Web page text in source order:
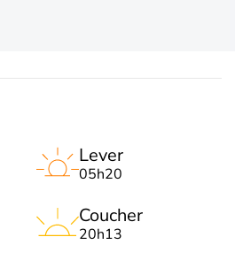
Lever
05h20
Coucher
20h13